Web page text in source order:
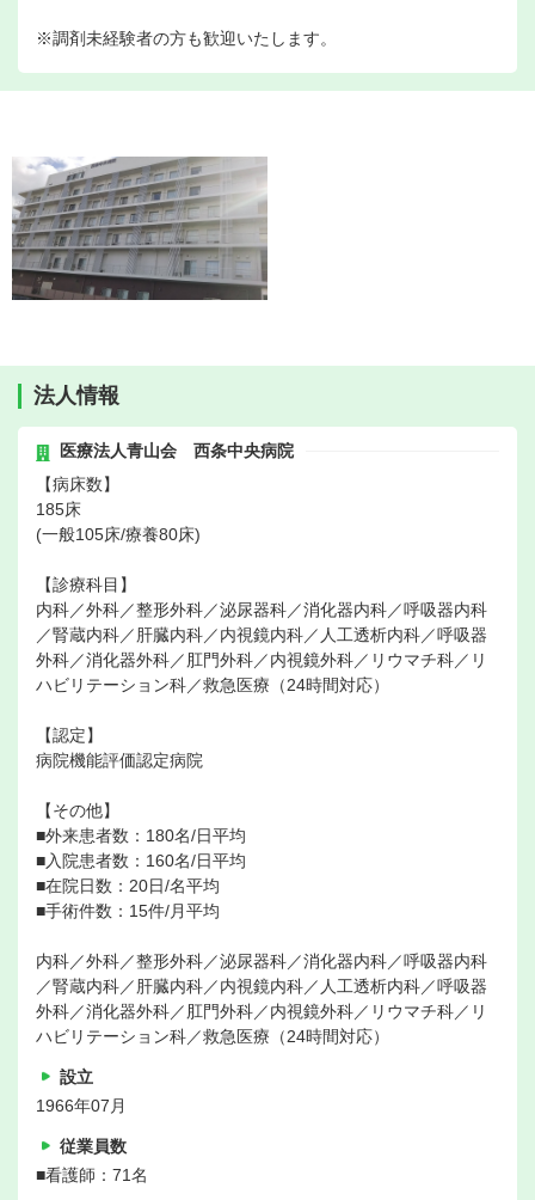
※調剤未経験者の方も歓迎いたします。
法人情報
医療法人青山会 西条中央病院
【病床数】
185床
(一般105床/療養80床)
【診療科目】
内科／外科／整形外科／泌尿器科／消化器内科／呼吸器内科
／腎蔵内科／肝臓内科／内視鏡内科／人工透析内科／呼吸器
外科／消化器外科／肛門外科／内視鏡外科／リウマチ科／リ
ハビリテーション科／救急医療（24時間対応）
【認定】
病院機能評価認定病院
【その他】
■外来患者数：180名/日平均
■入院患者数：160名/日平均
■在院日数：20日/名平均
■手術件数：15件/月平均
内科／外科／整形外科／泌尿器科／消化器内科／呼吸器内科
／腎蔵内科／肝臓内科／内視鏡内科／人工透析内科／呼吸器
外科／消化器外科／肛門外科／内視鏡外科／リウマチ科／リ
ハビリテーション科／救急医療（24時間対応）
設立
1966年07月
従業員数
■看護師：71名